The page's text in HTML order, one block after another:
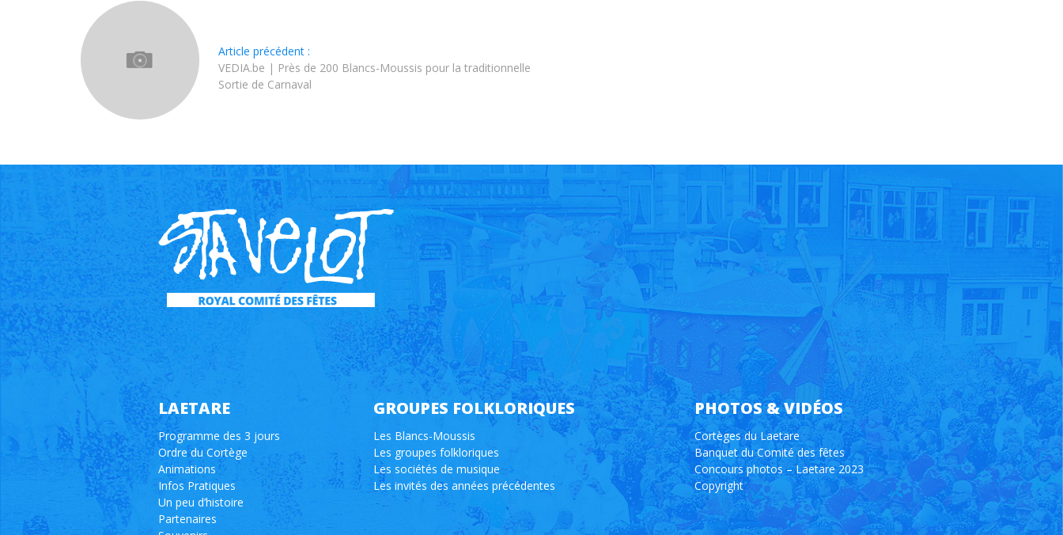
Article précédent :
VEDIA.be | Près de 200 Blancs-Moussis pour la traditionnelle
Sortie de Carnaval
LAETARE
Programme des 3 jours
Ordre du Cortège
Animations
Infos Pratiques
Un peu d’histoire
Partenaires
GROUPES FOLKLORIQUES
Les Blancs-Moussis
Les groupes folkloriques
Les sociétés de musique
Les invités des années précédentes
PHOTOS & VIDÉOS
Cortèges du Laetare
Banquet du Comité des fêtes
Concours photos – Laetare 2023
Copyright